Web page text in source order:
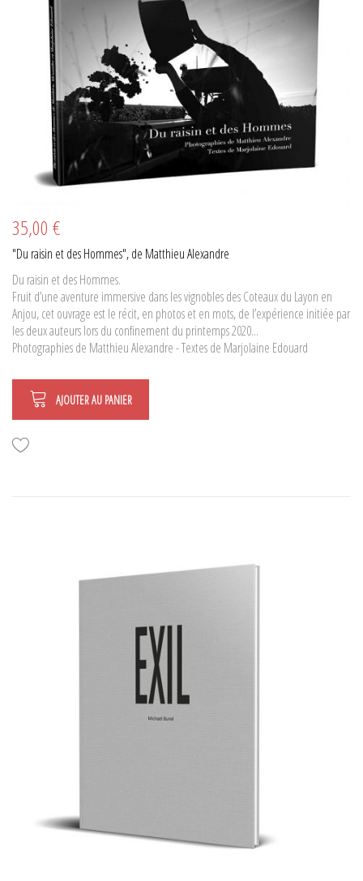
35,00 €
"Du raisin et des Hommes", de Matthieu Alexandre
Du raisin et des Hommes.
Fruit d’une aventure immersive dans les vignobles des Coteaux du Layon en
Anjou, cet ouvrage est le récit, en photos et en mots, de l’expérience initiée par
les deux auteurs lors du confinement du printemps 2020...
Photographies de Matthieu Alexandre - Textes de Marjolaine Edouard
AJOUTER AU PANIER